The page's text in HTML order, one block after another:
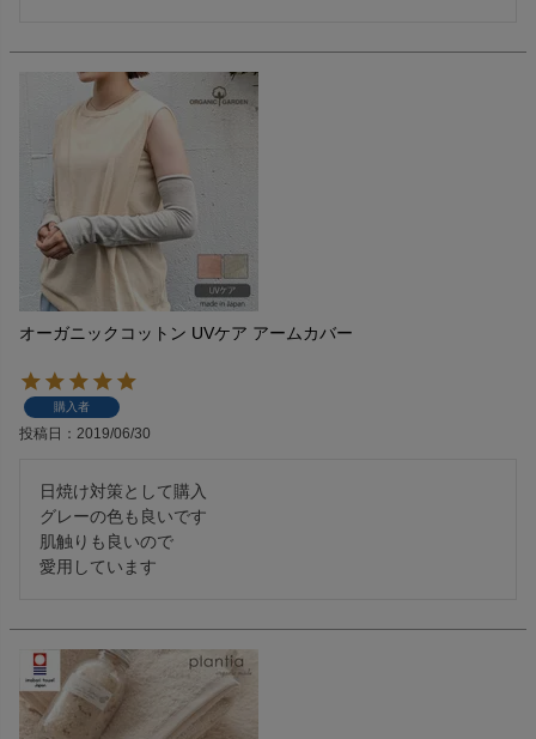
オーガニックコットン UVケア アームカバー
購入者
投稿日 2019/06/30
日焼け対策として購入
グレーの色も良いです
肌触りも良いので
愛用しています